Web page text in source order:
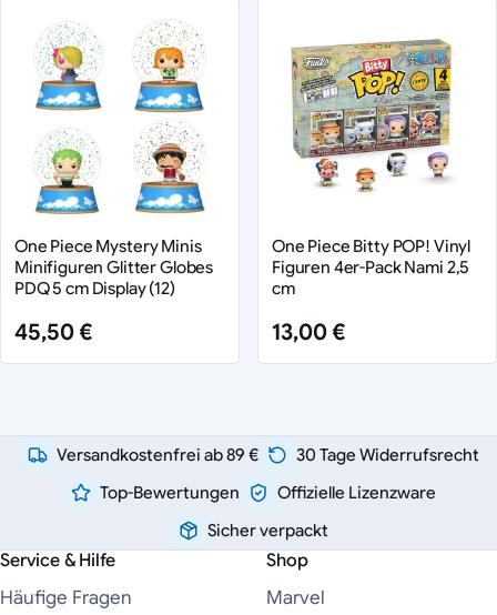
One Piece Mystery Minis
Minifiguren Glitter Globes
PDQ 5 cm Display (12)
45,50 €
One Piece Bitty POP! Vinyl
Figuren 4er-Pack Nami 2,5
cm
13,00 €
Versandkostenfrei ab 89 €
30 Tage Widerrufsrecht
Top-Bewertungen
Offizielle Lizenzware
Sicher verpackt
Service & Hilfe
Häufige Fragen
Shop
Marvel